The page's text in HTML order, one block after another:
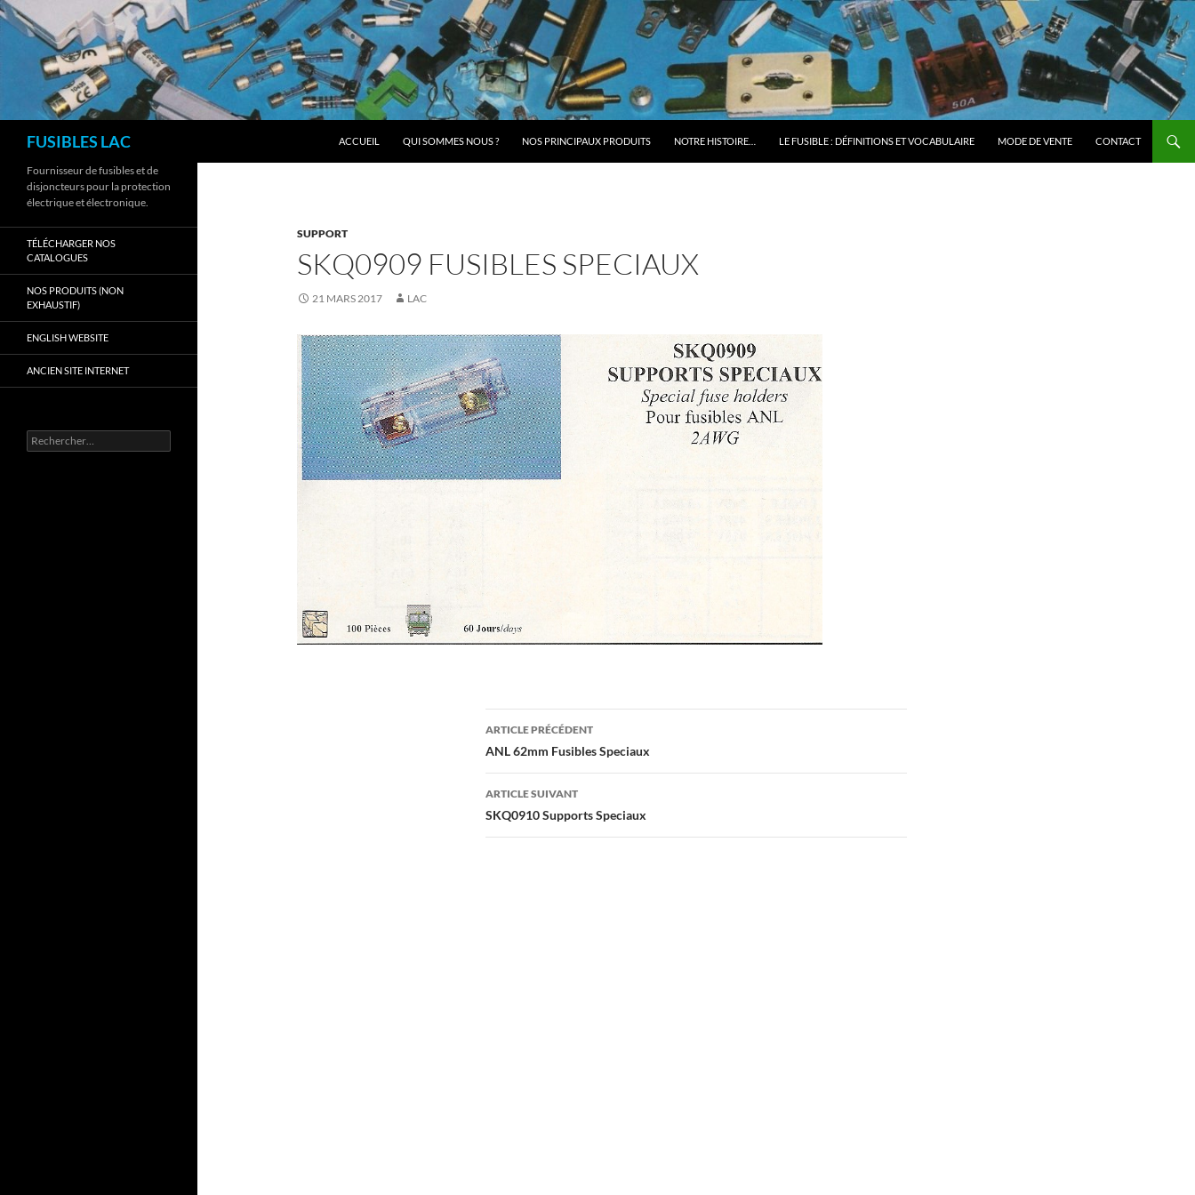
Aller
au
contenu
FUSIBLES LAC ACCUEIL QUI SOMMES NOUS ? NOS PRINCIPAUX PRODUITS NOTRE HISTOIRE… LE FUSIBLE : DÉFINITIONS ET VOCABULAIRE MODE DE VENTE CONTACT
SUPPORT
SKQ0909 FUSIBLES SPECIAUX
21 MARS 2017 LAC
Navigation
des
articles
ARTICLE PRÉCÉDENT
ANL 62mm Fusibles Speciaux
ARTICLE SUIVANT
SKQ0910 Supports Speciaux
Fournisseur de fusibles et de
disjoncteurs pour la protection
électrique et électronique.
TÉLÉCHARGER NOS
CATALOGUES
NOS PRODUITS (NON
EXHAUSTIF)
ENGLISH WEBSITE
ANCIEN SITE INTERNET
Rechercher :